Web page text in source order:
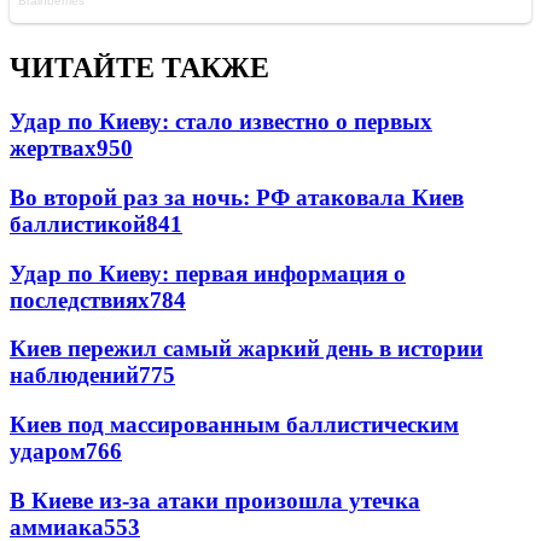
ЧИТАЙТЕ ТАКЖЕ
Удар по Киеву: стало известно о первых
жертвах950
Во второй раз за ночь: РФ атаковала Киев
баллистикой841
Удар по Киеву: первая информация о
последствиях784
Киев пережил самый жаркий день в истории
наблюдений775
Киев под массированным баллистическим
ударом766
В Киеве из-за атаки произошла утечка
аммиака553